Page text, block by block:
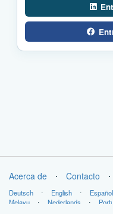
Acerca de ⋅ Contacto ⋅
Deutsch ⋅ English ⋅ Español
Melayu
⋅ Nederlands ⋅